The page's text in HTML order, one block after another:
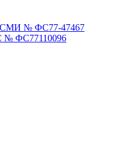
СМИ № ФС77-47467
№ ФС77110096